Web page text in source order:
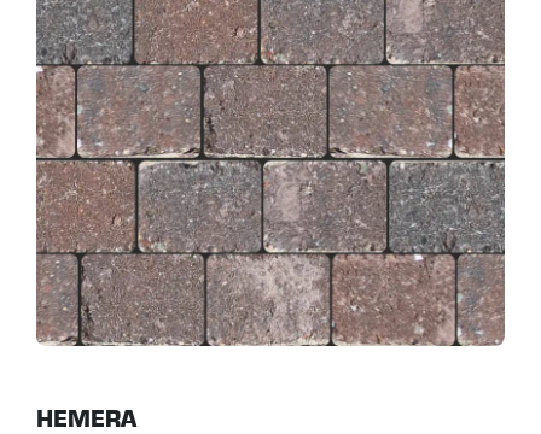
HEMERA